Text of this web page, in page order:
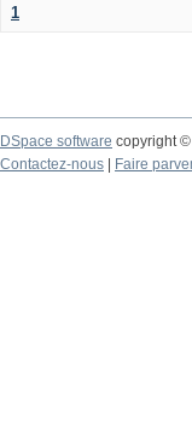
1
DSpace software copyright
Contactez-nous
Faire